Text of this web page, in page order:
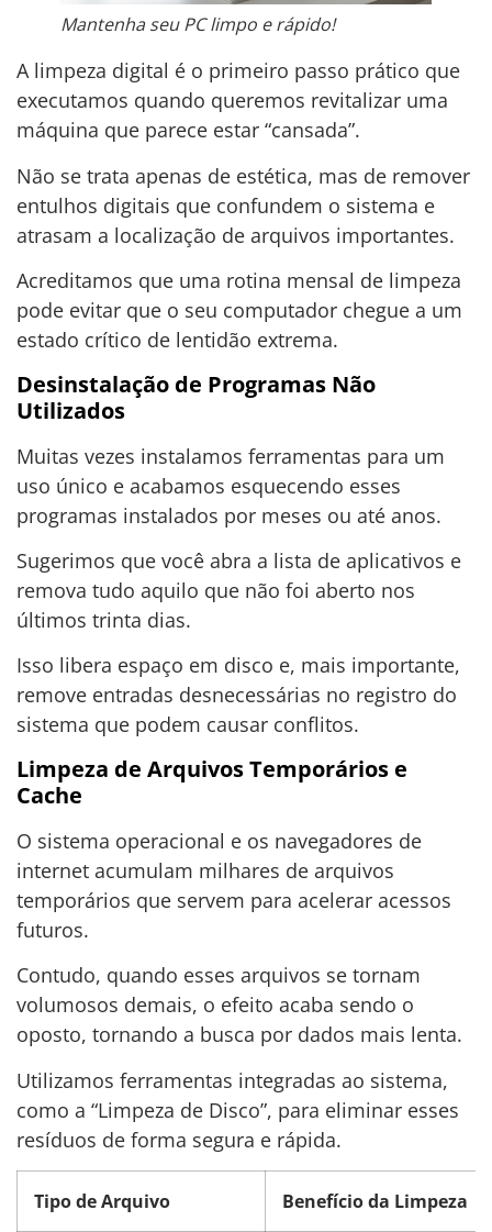
Mantenha seu PC limpo e rápido!
A limpeza digital é o primeiro passo prático que
executamos quando queremos revitalizar uma
máquina que parece estar “cansada”.
Não se trata apenas de estética, mas de remover
entulhos digitais que confundem o sistema e
atrasam a localização de arquivos importantes.
Acreditamos que uma rotina mensal de limpeza
pode evitar que o seu computador chegue a um
estado crítico de lentidão extrema.
Desinstalação de Programas Não
Utilizados
Muitas vezes instalamos ferramentas para um
uso único e acabamos esquecendo esses
programas instalados por meses ou até anos.
Sugerimos que você abra a lista de aplicativos e
remova tudo aquilo que não foi aberto nos
últimos trinta dias.
Isso libera espaço em disco e, mais importante,
remove entradas desnecessárias no registro do
sistema que podem causar conflitos.
Limpeza de Arquivos Temporários e
Cache
O sistema operacional e os navegadores de
internet acumulam milhares de arquivos
temporários que servem para acelerar acessos
futuros.
Contudo, quando esses arquivos se tornam
volumosos demais, o efeito acaba sendo o
oposto, tornando a busca por dados mais lenta.
Utilizamos ferramentas integradas ao sistema,
como a “Limpeza de Disco”, para eliminar esses
resíduos de forma segura e rápida.
Tipo de Arquivo Benefício da Limpeza